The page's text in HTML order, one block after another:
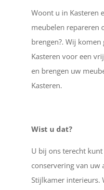
Woont u in Kasteren
meubelen repareren
brengen?. Wij
Kasteren voor een
en brengen uw
Kasteren.
Wist u dat?
U bij ons terecht
conservering van uw
Stijlkamer interieurs.